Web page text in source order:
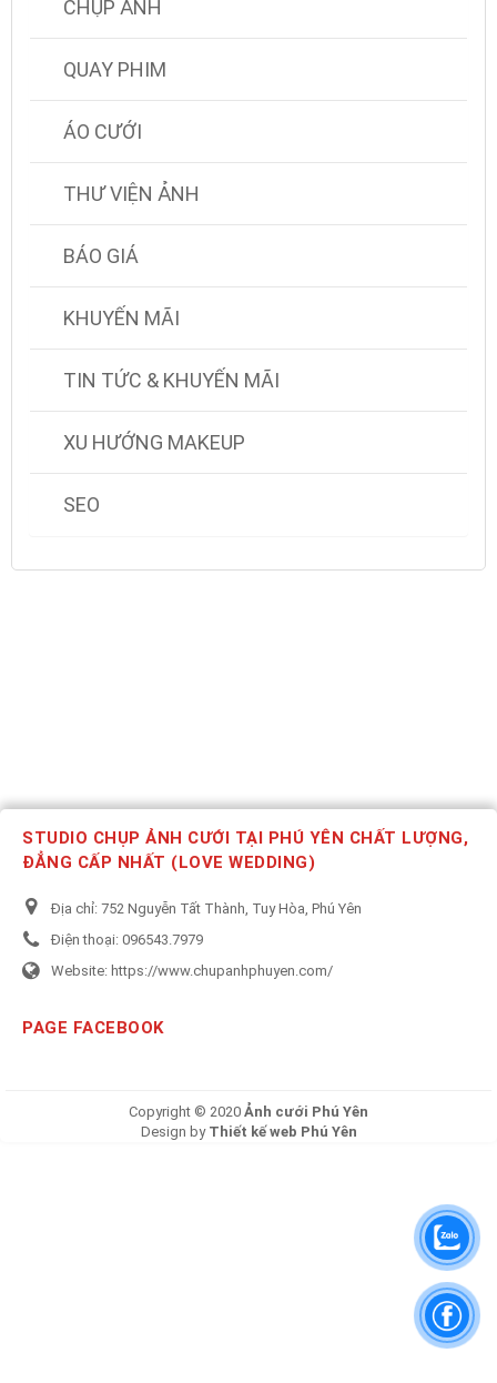
CHỤP ẢNH
QUAY PHIM
ÁO CƯỚI
THƯ VIỆN ẢNH
BÁO GIÁ
KHUYẾN MÃI
TIN TỨC & KHUYẾN MÃI
XU HƯỚNG MAKEUP
SEO
STUDIO CHỤP ẢNH CƯỚI TẠI PHÚ YÊN CHẤT LƯỢNG,
ĐẲNG CẤP NHẤT (LOVE WEDDING)
Địa chỉ: 752 Nguyễn Tất Thành, Tuy Hòa, Phú Yên
Điện thoại: 096543.7979
Website: https://www.chupanhphuyen.com/
PAGE FACEBOOK
Copyright © 2020 Ảnh cưới Phú Yên
Design by Thiết kế web Phú Yên